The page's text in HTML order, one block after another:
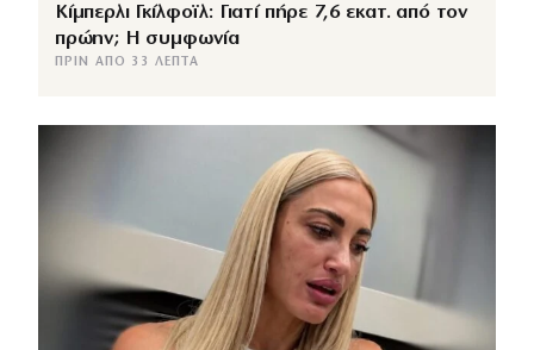
Κίμπερλι Γκίλφοϊλ: Γιατί πήρε 7,6 εκατ. από τον
πρώην; Η συμφωνία
ΠΡΙΝ ΑΠΌ 33 ΛΕΠΤΆ